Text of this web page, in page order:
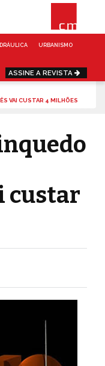
URBANISMO
ASSINE A REVISTA
VAI CUSTAR 4 MILHÕES
custar